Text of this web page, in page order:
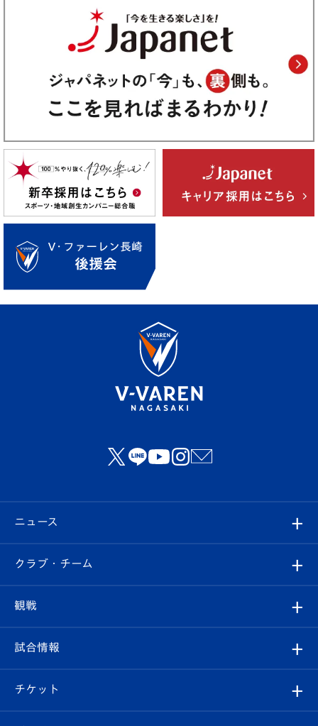
ニュース
すべて
クラブ
試合情報
クラブ・チーム
クラブ概要
エンブレム紹介
観戦
観戦ルール
はじめての観戦ガイド
試合情報
試合日程/結果
チケット